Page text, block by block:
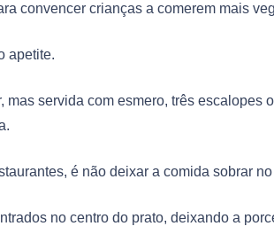
convencer crianças a comerem mais
apetite.
mas servida com esmero, três escalopes
é não deixar a comida sobrar no
no centro do prato, deixando a